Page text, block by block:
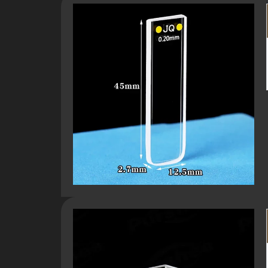
Optik Yüzey Düzlüğü
Kırılma İndisi (589,3nm)
Yol Uzunluğu Doğruluğu
3. Kimyasal Özellikler
Solvent Direnci